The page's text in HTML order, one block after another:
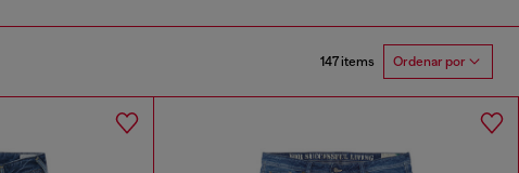
147 items Ordenar por